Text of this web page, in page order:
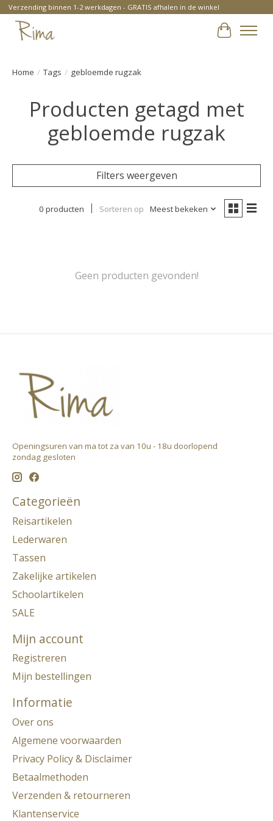
Verzending binnen 1-2 werkdagen - GRATIS afhalen in de winkel
Home / Tags / gebloemde rugzak
Producten getagd met
gebloemde rugzak
Filters weergeven
0 producten Sorteren op Meest bekeken
Geen producten gevonden!
Openingsuren van ma tot za van 10u - 18u doorlopend ​
zondag gesloten
Categorieën
Reisartikelen
Lederwaren
Tassen
Zakelijke artikelen
Schoolartikelen
SALE
Mijn account
Registreren
Mijn bestellingen
Informatie
Over ons
Algemene voorwaarden
Privacy Policy & Disclaimer
Betaalmethoden
Verzenden & retourneren
Klantenservice